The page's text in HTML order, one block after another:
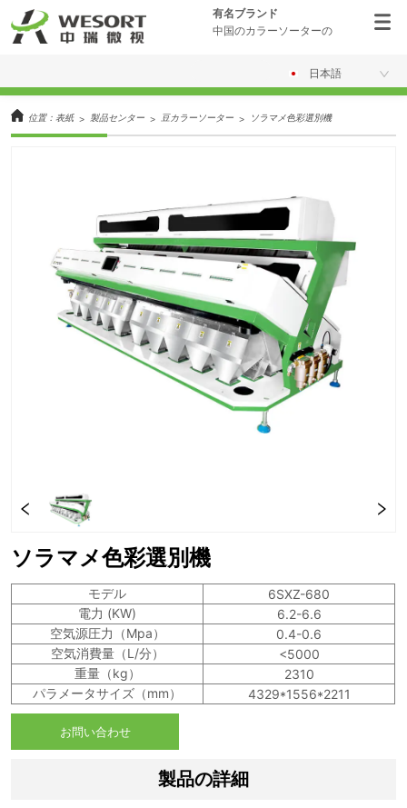
有名ブランド
中国のカラーソーターの
日本語
位置： 表紙 > 製品センター > 豆カラーソーター > ソラマメ色彩選別機
ソラマメ色彩選別機
お問い合わせ
製品の詳細